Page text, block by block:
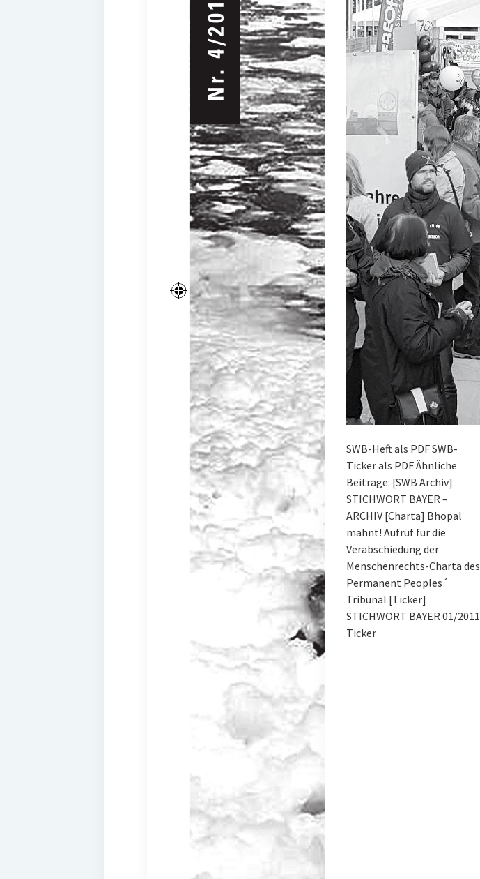
SWB-Heft als PDF SWB-
Ticker als PDF Ähnliche
Beiträge: [SWB Archiv]
STICHWORT BAYER –
ARCHIV [Charta] Bhopal
mahnt! Aufruf für die
Verabschiedung der
Menschenrechts-Charta des
Permanent Peoples´
Tribunal [Ticker]
STICHWORT BAYER 01/2011
Ticker